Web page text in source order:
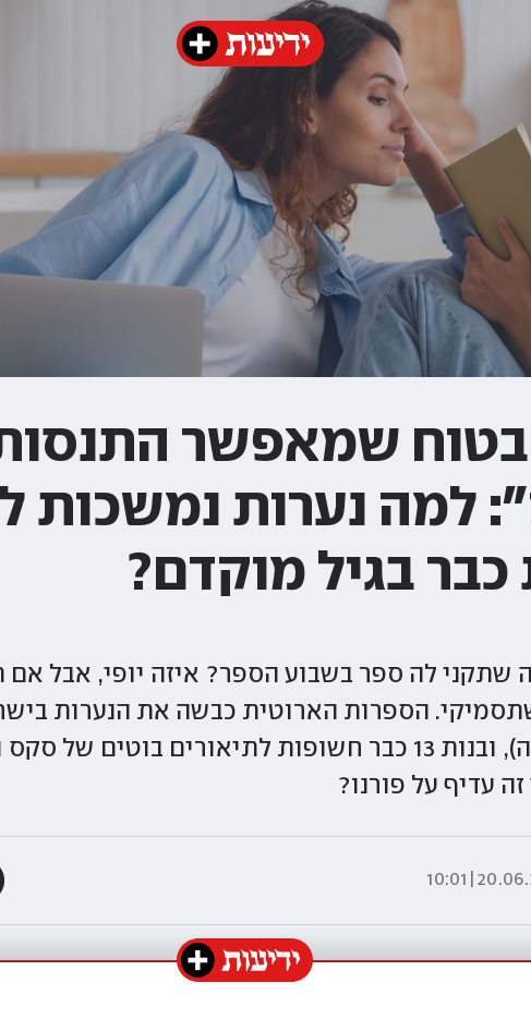
שמאפשר
למה נערות נמשכות
כבר בגיל מוקדם?
שתקני לה ספר בשבוע הספר? איזה יופי, אבל אם
שתסמיקי. הספרות הארוטית כבשה את הנערות
טיקטוק, אלא מה), ובנות 13 כבר חשופות לתיאורים בוטים
עדיף על פורנו?